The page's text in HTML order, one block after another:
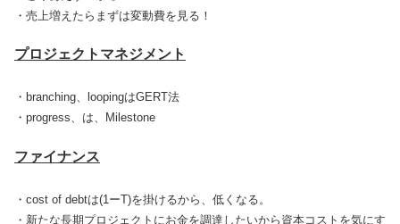
・売上増えたらまずは変動費を見る！
プロジェクトマネジメント
・branching、loopingはGERT法
・progress、は、Milestone
ファイナンス
・cost of debtは(1ーT)を掛けるから、低くなる。
・新たな長期プロジェクトにお金を調達したいから資本コストを気にす